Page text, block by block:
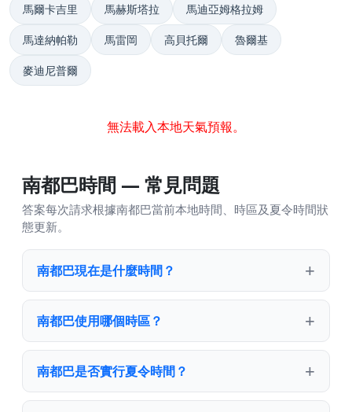
馬爾卡吉里 馬赫斯塔拉 馬迪亞姆格拉姆
馬達納帕勒 馬雷岡 高貝托爾 魯爾基
麥迪尼普爾
無法載入本地天氣預報。
南都巴時間 — 常見問題
答案每次請求根據南都巴當前本地時間、時區及夏令時間狀
態更新。
南都巴現在是什麼時間？
南都巴使用哪個時區？
南都巴是否實行夏令時間？